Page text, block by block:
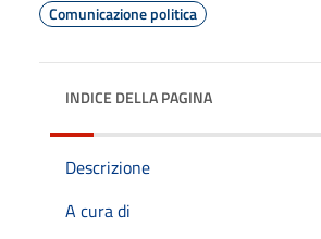
Comunicazione politica
INDICE DELLA PAGINA
Descrizione
A cura di